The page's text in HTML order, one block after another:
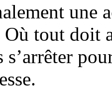
une
Où tout doit
s’arrêter